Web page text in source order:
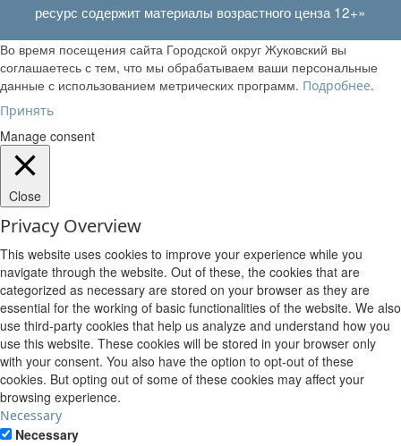
ресурс содержит материалы возрастного ценза 12+»
Во время посещения сайта Городской округ Жуковский вы
соглашаетесь с тем, что мы обрабатываем ваши персональные
данные с использованием метрических программ. Подробнее.
Принять
Manage consent
Close
Privacy Overview
This website uses cookies to improve your experience while you
navigate through the website. Out of these, the cookies that are
categorized as necessary are stored on your browser as they are
essential for the working of basic functionalities of the website. We also
use third-party cookies that help us analyze and understand how you
use this website. These cookies will be stored in your browser only
with your consent. You also have the option to opt-out of these
cookies. But opting out of some of these cookies may affect your
browsing experience.
Necessary
Necessary